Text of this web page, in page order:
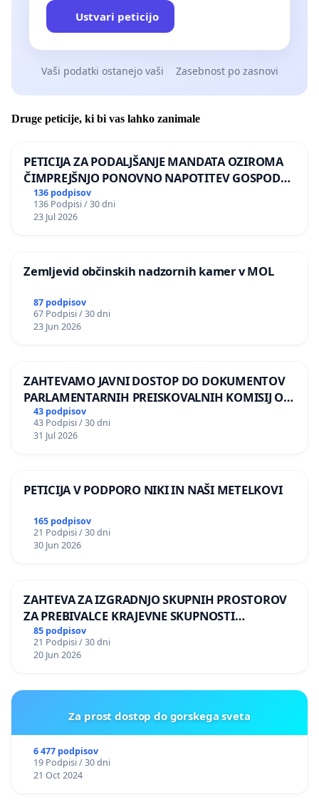
Ustvari peticijo
Vaši podatki ostanejo vaši Zasebnost po zasnovi
Druge peticije, ki bi vas lahko zanimale
PETICIJA ZA PODALJŠANJE MANDATA OZIROMA
ČIMPREJŠNJO PONOVNO NAPOTITEV GOSPODA
BERNARDA ŠRAJNERJA NA VELEPOSLANIŠTVO
REPUBLIKE SLOVENIJE V MOSKVI
136 podpisov
136 Podpisi / 30 dni
23 Jul 2026
Zemljevid občinskih nadzornih kamer v MOL
87 podpisov
67 Podpisi / 30 dni
23 Jun 2026
ZAHTEVAMO JAVNI DOSTOP DO DOKUMENTOV
PARLAMENTARNIH PREISKOVALNIH KOMISIJ O
ILEGALNI TRGOVINI Z OROŽJEM
43 podpisov
43 Podpisi / 30 dni
31 Jul 2026
PETICIJA V PODPORO NIKI IN NAŠI METELKOVI
165 podpisov
21 Podpisi / 30 dni
30 Jun 2026
ZAHTEVA ZA IZGRADNJO SKUPNIH PROSTOROV
ZA PREBIVALCE KRAJEVNE SKUPNOSTI
PRESTRANEK
85 podpisov
21 Podpisi / 30 dni
20 Jun 2026
Za prost dostop do gorskega sveta
6 477 podpisov
19 Podpisi / 30 dni
21 Oct 2024